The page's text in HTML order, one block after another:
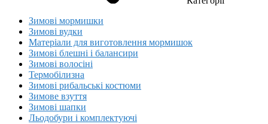
Зимові мормишки
Зимові вудки
Матеріали для виготовлення мормишок
Зимові блешні і балансири
Зимові волосіні
Термобілизна
Зимові рибальські костюми
Зимове взуття
Зимові шапки
Льодобури і комплектуючі